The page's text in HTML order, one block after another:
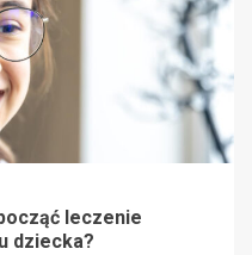
leczenie
dziecka?